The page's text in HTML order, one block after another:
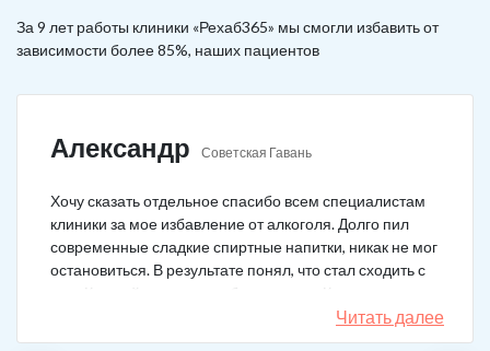
За 9 лет работы клиники «Рехаб365» мы смогли избавить от
зависимости более 85%, наших пациентов
Александр Советская Гавань
Хочу сказать отдельное спасибо всем специалистам
клиники за мое избавление от алкоголя. Долго пил
современные сладкие спиртные напитки, никак не мог
остановиться. В результате понял, что стал сходить с
ума. Каждый день не мог без выпивки. Когда осознал,
понял, что надо что-то в своей жизни менять. Нашел
телефон клиники в интернете, сразу приехал и
Читать далее